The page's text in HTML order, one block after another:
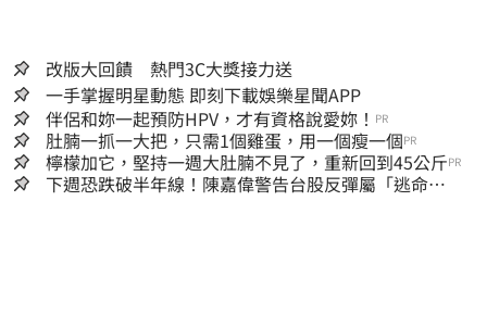
改版大回饋 熱門3C大獎接力送
一手掌握明星動態 即刻下載娛樂星聞APP
伴侶和妳一起預防HPV，才有資格說愛妳！ PR
肚腩一抓一大把，只需1個雞蛋，用一個瘦一個PR
檸檬加它，堅持一週大肚腩不見了，重新回到45公斤PR
下週恐跌破半年線！陳嘉偉警告台股反彈屬「逃命